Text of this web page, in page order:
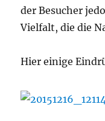
der Besucher
Vielfalt, die die
Hier einige